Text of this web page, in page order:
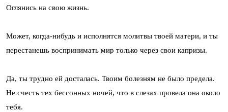
Оглянись на свою жизнь.
Может, когда-нибудь и исполнятся молитвы твоей матери, и ты
перестанешь воспринимать мир только через свои капризы.
Да, ты трудно ей досталась. Твоим болезням не было предела.
Не счесть тех бессонных ночей, что в слезах провела она около
тебя.